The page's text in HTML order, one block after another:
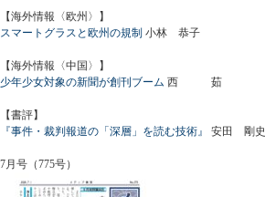
【海外情報〈欧州〉】
スマートグラスと欧州の規制 小林 恭子
【海外情報〈中国〉】
少年少女対象の新聞が創刊ブーム 西 茹
【書評】
『事件・裁判報道の「深層」を読む技術』
安田 剛史
7月号（775号）